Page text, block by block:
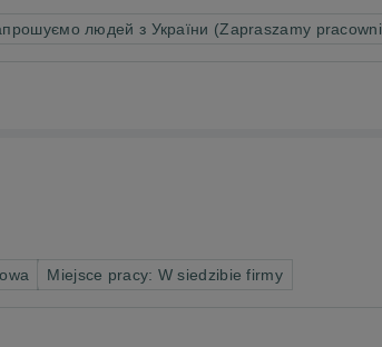
людей з України (Zapraszamy
Miejsce pracy: W siedzibie firmy